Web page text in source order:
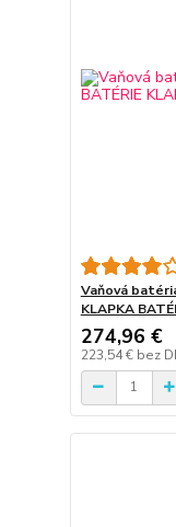
Vaňová
KLAPKA
274,96 €
223,54 € bez